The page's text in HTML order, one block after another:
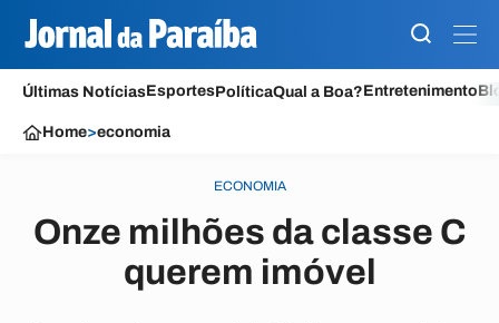
Últimas NotíciasEsportesPolíticaQual a Boa?Entretenimento
Home>economia
ECONOMIA
Onze milhões da classe C
querem imóvel